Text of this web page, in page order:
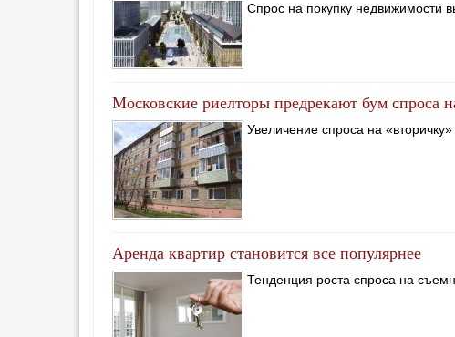
Спрос на покупку недвижимости
Московские риелторы предрекают бум спроса
Увеличение спроса на
Аренда квартир становится все популярнее
Тенденция роста спроса на